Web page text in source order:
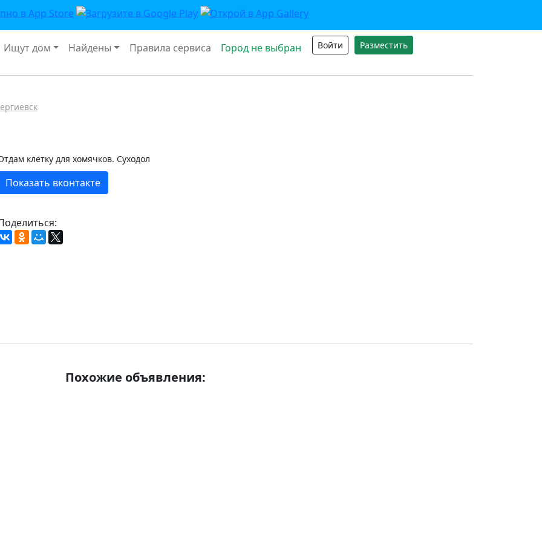
Ищут дом Найдены Правила сервиса Город не выбран Войти Разместить
клетку для хомячков. Суходол
Показать вконтакте
Похожие объявления: